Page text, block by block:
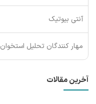
آنتی بیوتیک
مهار کنندگان تحلیل استخوان
آخرین مقالات